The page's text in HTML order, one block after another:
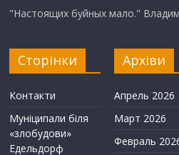
"Настоящих буйных мало."
Сторінки
Контакти
Муніципали біля
«злобудови»
Едельдорф
Архіви
Апрель 2026
Март 2026
Февраль